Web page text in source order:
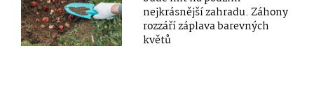
nejkrásnější zahradu. Záhony
rozzáří záplava barevných
květů